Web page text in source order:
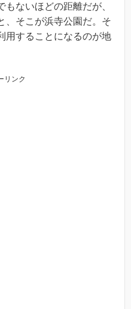
ないほどの距離だが、
、そこが浜寺公園だ。そ
用することになるのが地
リンク